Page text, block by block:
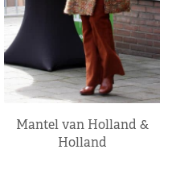
Mantel van Holland &
Holland